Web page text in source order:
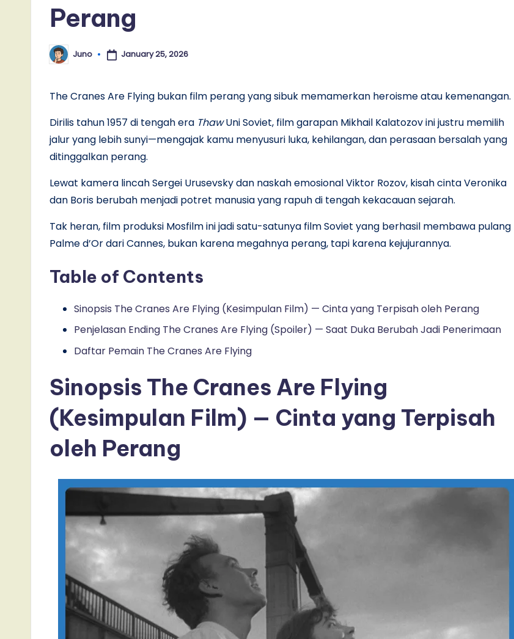
Perang
Posted
by
Juno January 25, 2026
The Cranes Are Flying bukan film perang yang sibuk memamerkan heroisme atau kemenangan.
Dirilis tahun 1957 di tengah era ThawUni Soviet, film garapan Mikhail Kalatozov ini justru memilih
jalur yang lebih sunyi—mengajak kamu menyusuri luka, kehilangan, dan perasaan bersalah yang
ditinggalkan perang.
Lewat kamera lincah Sergei Urusevsky dan naskah emosional Viktor Rozov, kisah cinta Veronika
dan Boris berubah menjadi potret manusia yang rapuh di tengah kekacauan sejarah.
Tak heran, film produksi Mosfilm ini jadi satu-satunya film Soviet yang berhasil membawa pulang
Palme d’Or dari Cannes, bukan karena megahnya perang, tapi karena kejujurannya.
Table of Contents
Sinopsis The Cranes Are Flying (Kesimpulan Film) — Cinta yang Terpisah oleh Perang
Penjelasan Ending The Cranes Are Flying (Spoiler) — Saat Duka Berubah Jadi Penerimaan
Daftar Pemain The Cranes Are Flying
Sinopsis The Cranes Are Flying
(Kesimpulan Film) — Cinta yang Terpisah
oleh Perang